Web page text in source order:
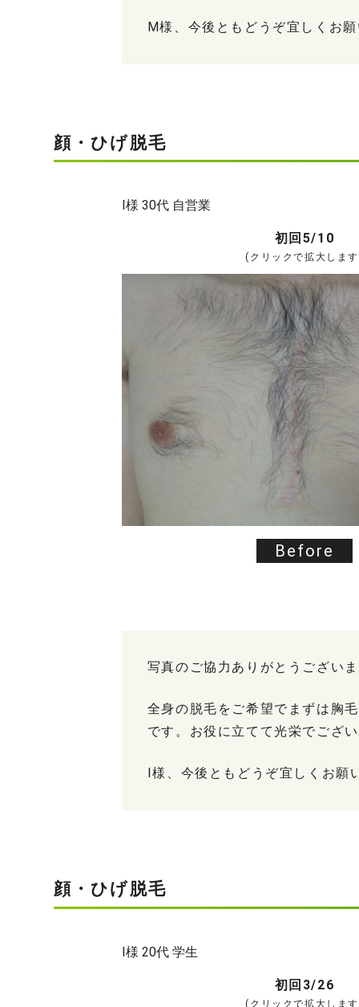
M様、今後ともどうぞ宜しくお
顔・ひげ脱毛
I様 30代 自営業
初回5/10
(クリックで拡大しま
Before
写真のご協力ありがとうござい
全身の脱毛をご希望でまずは胸
です。お役に立てて光栄でござ
I様、今後ともどうぞ宜しくお願
顔・ひげ脱毛
I様 20代 学生
初回3/26
(クリックで拡大しま